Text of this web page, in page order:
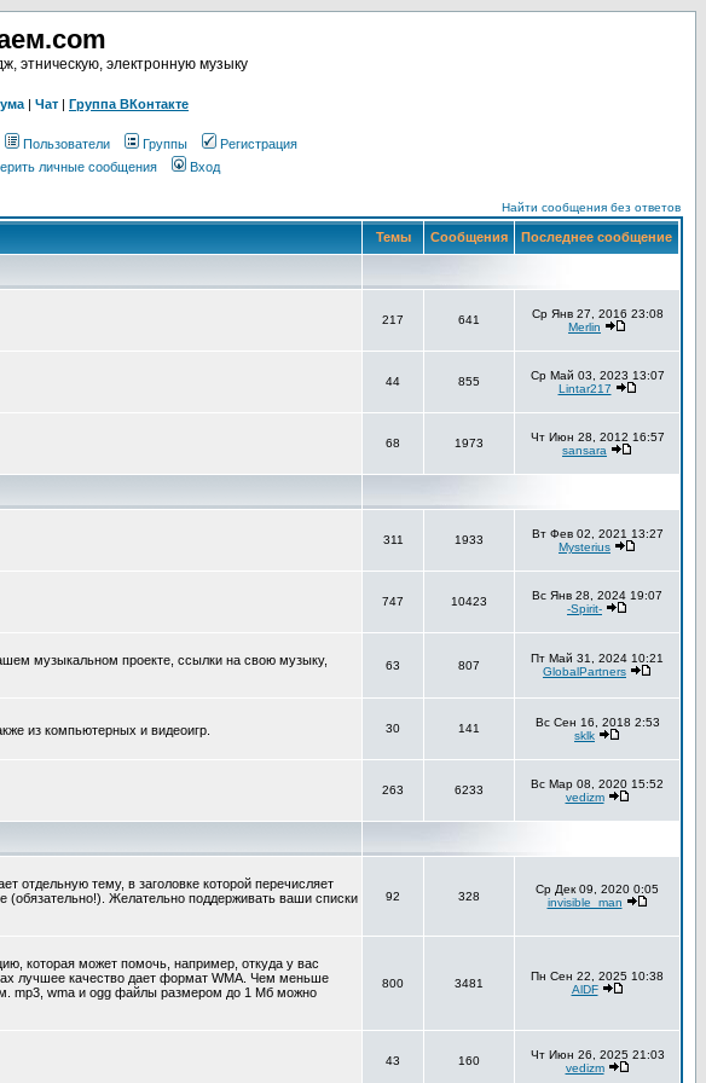
этническую, электронную музыку
| Чат | Группа ВКонтакте
Пользователи Группы
Регистрация
личные сообщения Вход
Найти сообщения без ответов
Темы Сообщения Последнее сообщение
217 641
Ср Янв 27, 2016 23:08
Merlin
44 855
Ср Май 03, 2023 13:07
Lintar217
68 1973
Чт Июн 28, 2012 16:57
sansara
311 1933
Вт Фев 02, 2021 13:27
Mysterius
747 10423
Вс Янв 28, 2024 19:07
-Spirit-
музыкальном проекте, ссылки на свою музыку,
63 807
Пт Май 31, 2024 10:21
GlobalPartners
из компьютерных и видеоигр. 30 141
Вс Сен 16, 2018 2:53
sklk
263 6233
Вс Мар 08, 2020 15:52
vedizm
отдельную тему, в заголовке которой перечисляет
(обязательно!). Желательно поддерживать ваши списки
92 328
Ср Дек 09, 2020 0:05
invisible_man
которая может помочь, например, откуда у вас
лучшее качество дает формат WMA. Чем меньше
mp3, wma и ogg файлы размером до 1 Мб можно
800 3481
Пн Сен 22, 2025 10:38
AlDF
43 160
Чт Июн 26, 2025 21:03
vedizm